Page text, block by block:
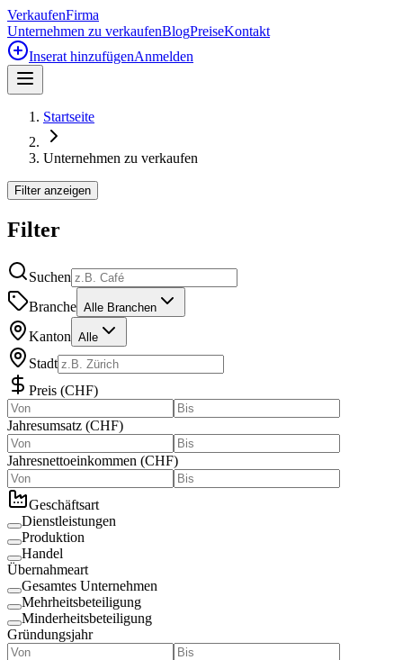
VerkaufenFirma
Unternehmen zu verkaufenBlogPreiseKontakt
Inserat hinzufügenAnmelden
Startseite
Unternehmen zu verkaufen
Filter anzeigen
Filter
Suchen
Branche Alle Branchen
Kanton Alle
Stadt
Preis (CHF)
Jahresumsatz (CHF)
Jahresnettoeinkommen (CHF)
Geschäftsart
Dienstleistungen
Produktion
Handel
Übernahmeart
Gesamtes Unternehmen
Mehrheitsbeteiligung
Minderheitsbeteiligung
Gründungsjahr